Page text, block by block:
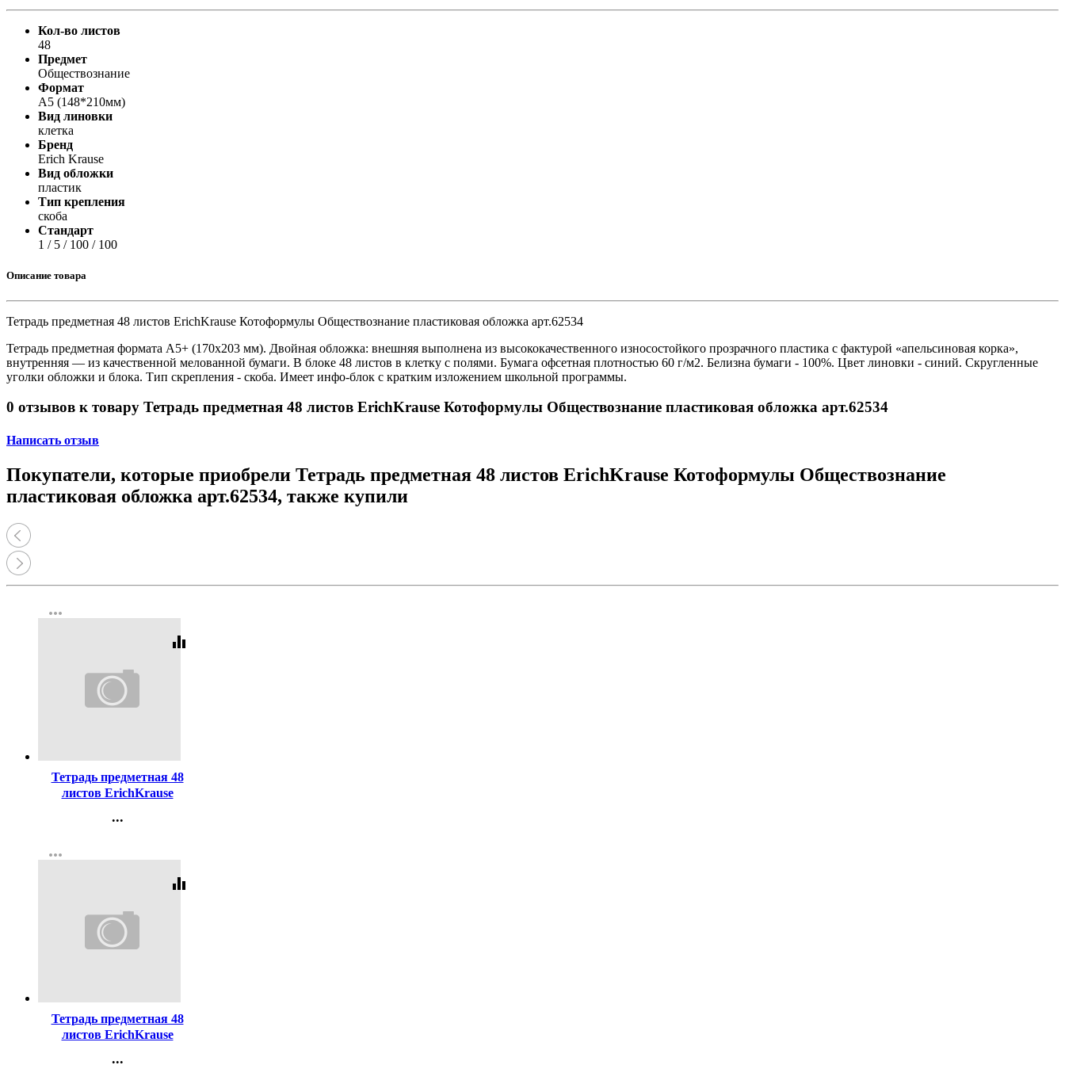
Кол-во листов
48
Предмет
Обществознание
Формат
А5 (148*210мм)
Вид линовки
клетка
Бренд
Erich Krause
Вид обложки
пластик
Тип крепления
скоба
Стандарт
1 / 5 / 100 / 100
Описание товара
Тетрадь предметная 48 листов ErichKrause Котоформулы Обществознание пластиковая обложка арт.62534
Тетрадь предметная формата А5+ (170x203 мм). Двойная обложка: внешняя выполнена из высококачественного износостойкого прозрачного пластика с фактурой «апельсиновая корка»,
внутренняя — из качественной мелованной бумаги. В блоке 48 листов в клетку с полями. Бумага офсетная плотностью 60 г/м2. Белизна бумаги - 100%. Цвет линовки - синий. Скругленные
уголки обложки и блока. Тип скрепления - скоба. Имеет инфо-блок с кратким изложением школьной программы.
0 отзывов к товару Тетрадь предметная 48 листов ErichKrause Котоформулы Обществознание пластиковая обложка арт.62534
Написать отзыв
Покупатели, которые приобрели Тетрадь предметная 48 листов ErichKrause Котоформулы Обществознание
пластиковая обложка арт.62534, также купили
more_horiz
equalizer
Тетрадь предметная 48
листов ErichKrause
пластиковая обложка
...
Регистрация
more_horiz
equalizer
Тетрадь предметная 48
листов ErichKrause
...